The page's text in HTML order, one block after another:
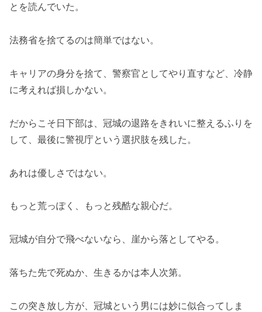
とを読んでいた。
法務省を捨てるのは簡単ではない。
キャリアの身分を捨て、警察官としてやり直すなど、冷静
に考えれば損しかない。
だからこそ日下部は、冠城の退路をきれいに整えるふりを
して、最後に警視庁という選択肢を残した。
あれは優しさではない。
もっと荒っぽく、もっと残酷な親心だ。
冠城が自分で飛べないなら、崖から落としてやる。
落ちた先で死ぬか、生きるかは本人次第。
この突き放し方が、冠城という男には妙に似合ってしま